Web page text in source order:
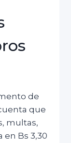
de
que
multas,
en Bs 3,30